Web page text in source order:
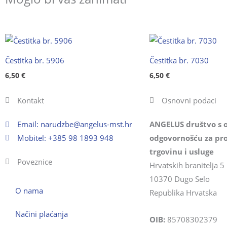
Čestitka br. 5906
6,50 €
Čestitka br. 7030
6,50 €
Kontakt
Email: rh.tsm-sulegna
@ebzduran
Mobitel: +385 98 1893 948
Poveznice
O nama
Načini plaćanja
Osnovni podaci
ANGELUS društvo s
odgovornošću za
trgovinu i usluge
Hrvatskih branitelja 5
10370 Dugo Selo
Republika Hrvatska
OIB: 85708302379